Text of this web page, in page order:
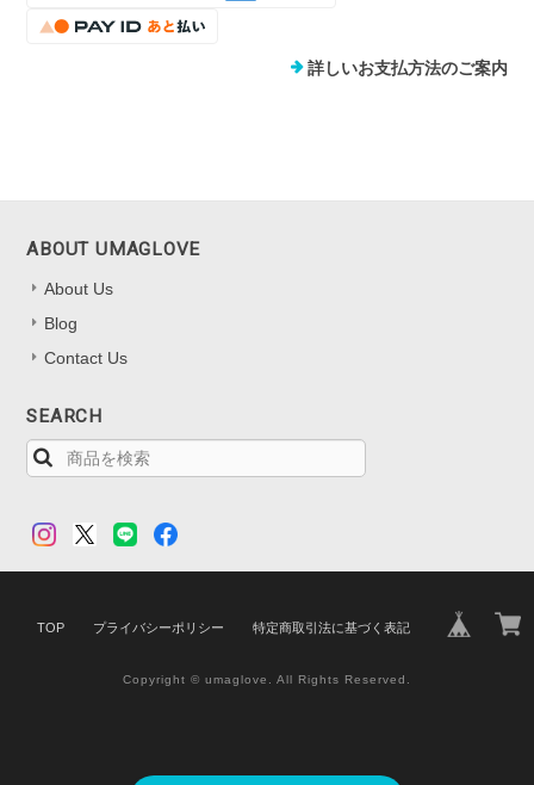
詳しいお支払方法のご案内
ABOUT UMAGLOVE
About Us
Blog
Contact Us
SEARCH
TOP プライバシーポリシー 特定商取引法に基づく表記
Copyright © umaglove. All Rights Reserved.